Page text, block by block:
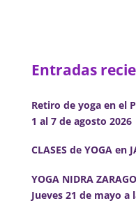
Entradas
Retiro de yoga en el
1 al 7 de agosto 2026
CLASES de YOGA en
YOGA NIDRA
Jueves 21 de mayo a